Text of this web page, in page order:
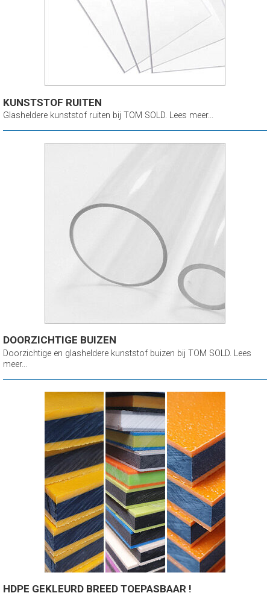
KUNSTSTOF RUITEN
Glasheldere kunststof ruiten bij TOM SOLD. Lees meer...
DOORZICHTIGE BUIZEN
Doorzichtige en glasheldere kunststof buizen bij TOM SOLD. Lees
meer...
HDPE GEKLEURD BREED TOEPASBAAR !